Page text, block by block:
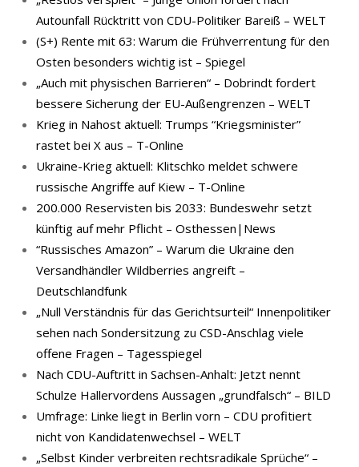
Autounfall Rücktritt von CDU-Politiker Bareiß – WELT
(S+) Rente mit 63: Warum die Frühverrentung für den
Osten besonders wichtig ist – Spiegel
„Auch mit physischen Barrieren“ – Dobrindt fordert
bessere Sicherung der EU-Außengrenzen – WELT
Krieg in Nahost aktuell: Trumps “Kriegsminister”
rastet bei X aus – T-Online
Ukraine-Krieg aktuell: Klitschko meldet schwere
russische Angriffe auf Kiew – T-Online
200.000 Reservisten bis 2033: Bundeswehr setzt
künftig auf mehr Pflicht – Osthessen|News
“Russisches Amazon” – Warum die Ukraine den
Versandhändler Wildberries angreift –
Deutschlandfunk
„Null Verständnis für das Gerichtsurteil“ Innenpolitiker
sehen nach Sondersitzung zu CSD-Anschlag viele
offene Fragen – Tagesspiegel
Nach CDU-Auftritt in Sachsen-Anhalt: Jetzt nennt
Schulze Hallervordens Aussagen „grundfalsch“ – BILD
Umfrage: Linke liegt in Berlin vorn – CDU profitiert
nicht von Kandidatenwechsel – WELT
„Selbst Kinder verbreiten rechtsradikale Sprüche“ –